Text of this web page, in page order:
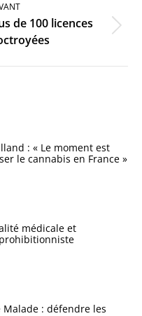
de 100 licences
: « Le moment est
le cannabis en France »
médicale et
Malade : défendre les